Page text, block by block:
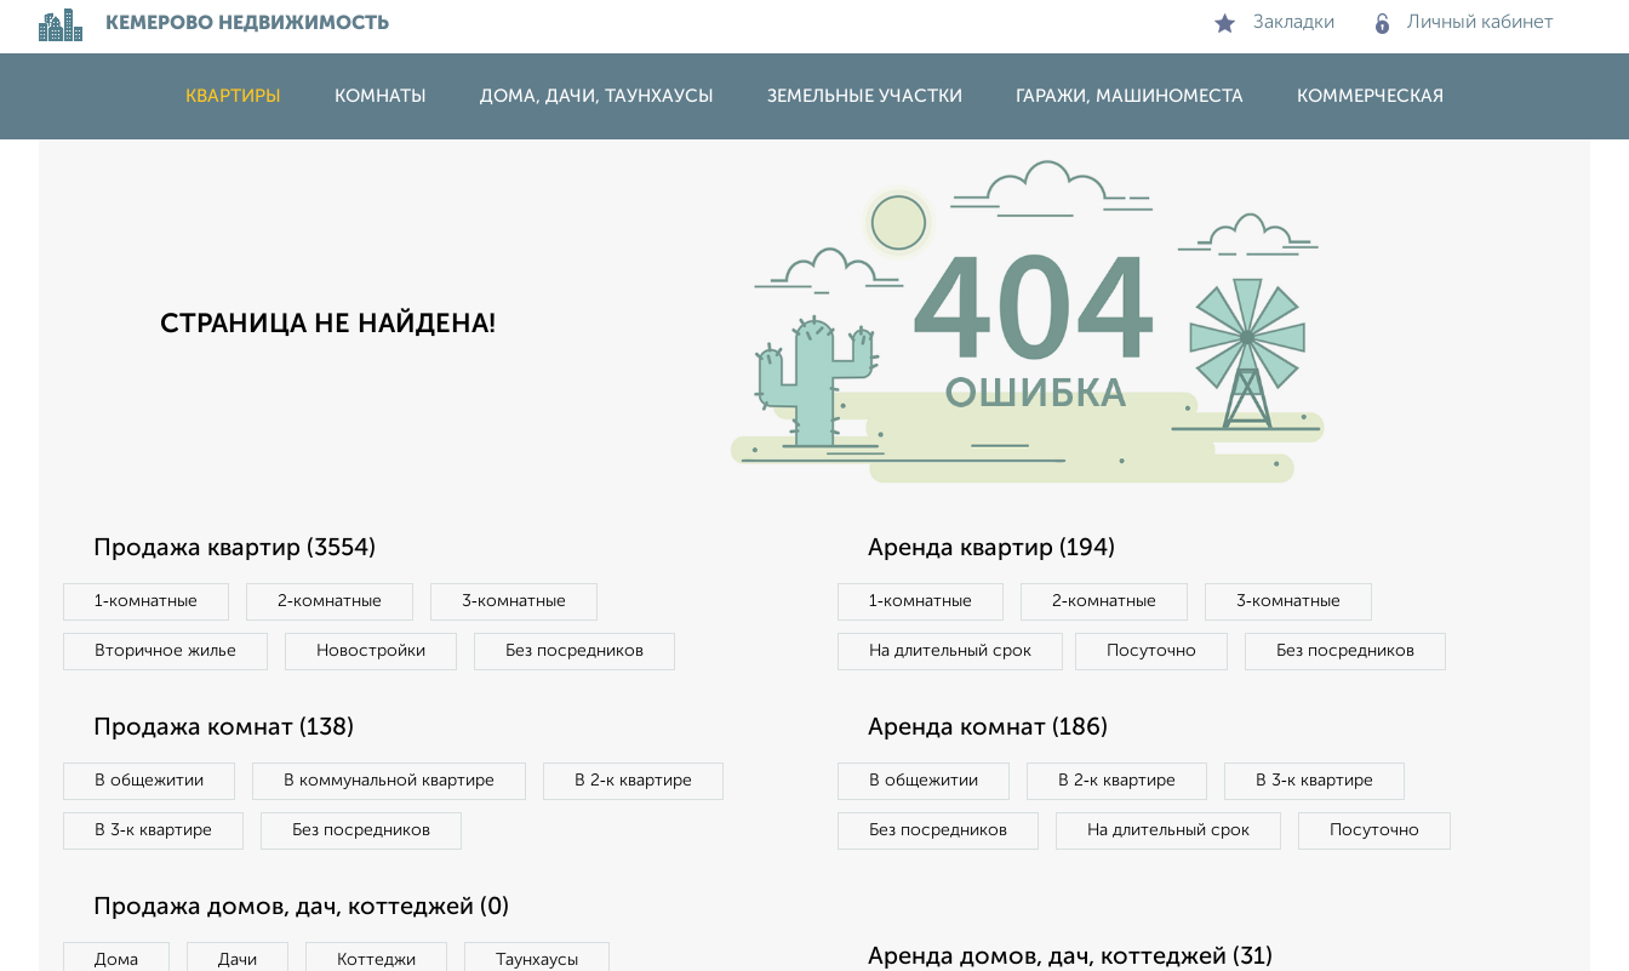
КЕМЕРОВО НЕДВИЖИМОСТЬ Закладки Личный кабинет
КВАРТИРЫ КОМНАТЫ ДОМА, ДАЧИ, ТАУНХАУСЫ ЗЕМЕЛЬНЫЕ УЧАСТКИ ГАРАЖИ, МАШИНОМЕСТА КОММЕРЧЕСКАЯ
СТРАНИЦА НЕ НАЙДЕНА!
Продажа квартир (3554)
1‑комнатные 2‑комнатные 3‑комнатные
Вторичное жилье Новостройки Без посредников
Аренда квартир (194)
1‑комнатные 2‑комнатные 3‑комнатные
На длительный срок Посуточно Без посредников
Продажа комнат (138)
В общежитии В коммунальной квартире В 2‑к квартире
В 3‑к квартире Без посредников
Аренда комнат (186)
В общежитии В 2‑к квартире В 3‑к квартире
Без посредников На длительный срок Посуточно
Продажа домов, дач, коттеджей (0)
Дома Дачи Коттеджи Таунхаусы Аренда домов, дач, коттеджей (31)